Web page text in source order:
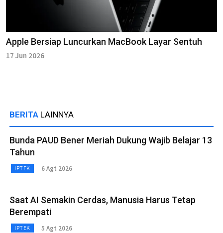
Apple Bersiap Luncurkan MacBook Layar Sentuh
17 Jun 2026
BERITA LAINNYA
Bunda PAUD Bener Meriah Dukung Wajib Belajar 13
Tahun
IPTEK 6 Agt 2026
Saat AI Semakin Cerdas, Manusia Harus Tetap
Berempati
IPTEK 5 Agt 2026